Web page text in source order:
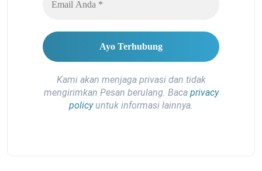
Kami akan menjaga privasi dan tidak
mengirimkan Pesan berulang. Baca privacy
policyuntuk informasi lainnya.